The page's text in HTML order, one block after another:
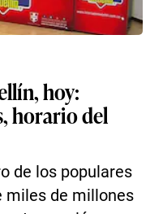
hoy:
horario del
de los populares
miles de millones